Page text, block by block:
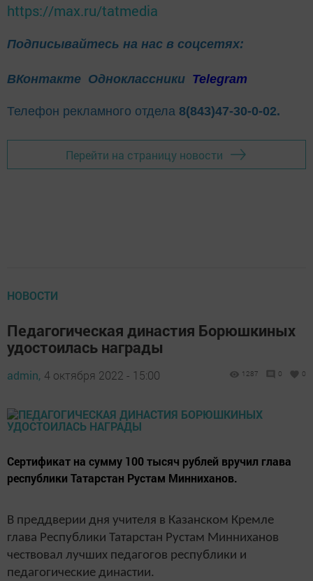
https://max.ru/tatmedia
Подписывайтесь на нас в соцсетях:
ВКонтакте Одноклассники Telegram
Телефон рекламного отдела 8(843)47-30-0-02.
Перейти на страницу новости
НОВОСТИ
Педагогическая династия Борюшкиных
удостоилась награды
admin, 4 октября 2022 - 15:00 1287 0 0
Сертификат на сумму 100 тысяч рублей вручил глава
республики Татарстан Рустам Минниханов.
В преддверии дня учителя в Казанском Кремле
глава Республики Татарстан Рустам Минниханов
чествовал лучших педагогов республики и
педагогические династии.